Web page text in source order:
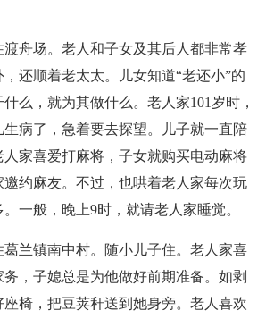
渡舟场。老人和子女及其后人都非常孝
还顺着老太太。儿女知道“老还小”的
么，就为其做什么。老人家101岁时，
病了，急着要去探望。儿子就一直陪
家喜爱打麻将，子女就购买电动麻将
约麻友。不过，也哄着老人家每次玩
一般，晚上9时，就请老人家睡觉。
葛兰镇南中村。随小儿子住。老人家喜
，子媳总是为他做好前期准备。如剥
椅，把豆荚秆送到她身旁。老人喜欢